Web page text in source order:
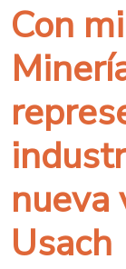
Con
nueva
Usach